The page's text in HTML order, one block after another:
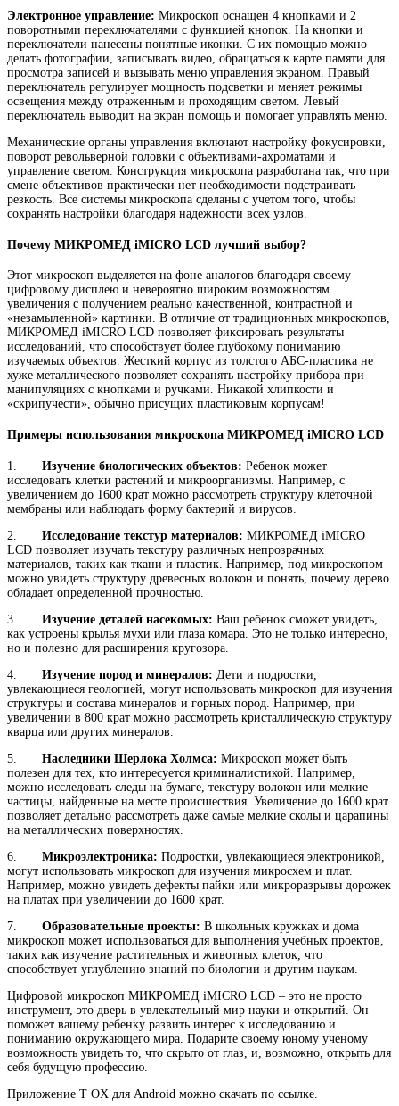
Электронное управление: Микроскоп оснащен 4 кнопками и 2
поворотными переключателями с функцией кнопок. На кнопки и
переключатели нанесены понятные иконки. С их помощью можно
делать фотографии, записывать видео, обращаться к карте памяти для
просмотра записей и вызывать меню управления экраном. Правый
переключатель регулирует мощность подсветки и меняет режимы
освещения между отраженным и проходящим светом. Левый
переключатель выводит на экран помощь и помогает управлять меню.
Механические органы управления включают настройку фокусировки,
поворот револьверной головки с объективами-ахроматами и
управление светом. Конструкция микроскопа разработана так, что при
смене объективов практически нет необходимости подстраивать
резкость. Все системы микроскопа сделаны с учетом того, чтобы
сохранять настройки благодаря надежности всех узлов.
Почему МИКРОМЕД iMICRO LCD лучший выбор?
Этот микроскоп выделяется на фоне аналогов благодаря своему
цифровому дисплею и невероятно широким возможностям
увеличения с получением реально качественной, контрастной и
«незамыленной» картинки. В отличие от традиционных микроскопов,
МИКРОМЕД iMICRO LCD позволяет фиксировать результаты
исследований, что способствует более глубокому пониманию
изучаемых объектов. Жесткий корпус из толстого АБС-пластика не
хуже металлического позволяет сохранять настройку прибора при
манипуляциях с кнопками и ручками. Никакой хлипкости и
«скрипучести», обычно присущих пластиковым корпусам!
Примеры использования микроскопа МИКРОМЕД iMICRO LCD
1. Изучение биологических объектов: Ребенок может
исследовать клетки растений и микроорганизмы. Например, с
увеличением до 1600 крат можно рассмотреть структуру клеточной
мембраны или наблюдать форму бактерий и вирусов.
2. Исследование текстур материалов: МИКРОМЕД iMICRO
LCD позволяет изучать текстуру различных непрозрачных
материалов, таких как ткани и пластик. Например, под микроскопом
можно увидеть структуру древесных волокон и понять, почему дерево
обладает определенной прочностью.
3. Изучение деталей насекомых: Ваш ребенок сможет увидеть,
как устроены крылья мухи или глаза комара. Это не только интересно,
но и полезно для расширения кругозора.
4. Изучение пород и минералов: Дети и подростки,
увлекающиеся геологией, могут использовать микроскоп для изучения
структуры и состава минералов и горных пород. Например, при
увеличении в 800 крат можно рассмотреть кристаллическую структуру
кварца или других минералов.
5. Наследники Шерлока Холмса: Микроскоп может быть
полезен для тех, кто интересуется криминалистикой. Например,
можно исследовать следы на бумаге, текстуру волокон или мелкие
частицы, найденные на месте происшествия. Увеличение до 1600 крат
позволяет детально рассмотреть даже самые мелкие сколы и царапины
на металлических поверхностях.
6. Микроэлектроника: Подростки, увлекающиеся электроникой,
могут использовать микроскоп для изучения микросхем и плат.
Например, можно увидеть дефекты пайки или микроразрывы дорожек
на платах при увеличении до 1600 крат.
7. Образовательные проекты: В школьных кружках и дома
микроскоп может использоваться для выполнения учебных проектов,
таких как изучение растительных и животных клеток, что
способствует углублению знаний по биологии и другим наукам.
Цифровой микроскоп МИКРОМЕД iMICRO LCD – это не просто
инструмент, это дверь в увлекательный мир науки и открытий. Он
поможет вашему ребенку развить интерес к исследованию и
пониманию окружающего мира. Подарите своему юному ученому
возможность увидеть то, что скрыто от глаз, и, возможно, открыть для
себя будущую профессию.
Приложение T OX для Android можно скачать по ссылке.